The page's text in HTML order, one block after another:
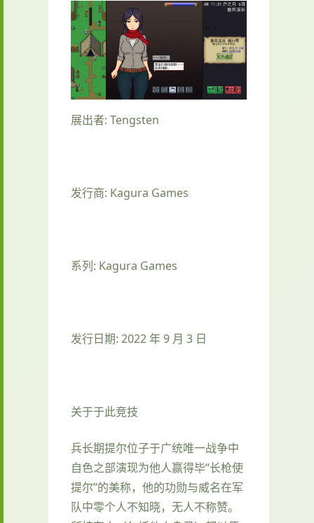
展出者: Tengsten
发行商: Kagura Games
系列: Kagura Games
发行日期: 2022 年 9 月 3 日
关于于此竞技
兵长期提尔位子于广统唯一战争中
自色之部演现为他人赢得毕“长枪使
提尔”的美称，他的功勋与威名在军
队中零个人不知晓，无人不称赞。